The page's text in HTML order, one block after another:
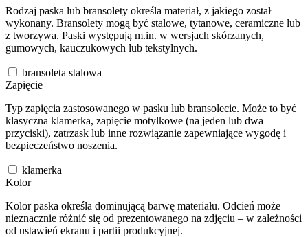
Rodzaj paska lub bransolety określa materiał, z jakiego został
wykonany. Bransolety mogą być stalowe, tytanowe, ceramiczne lub
z tworzywa. Paski występują m.in. w wersjach skórzanych,
gumowych, kauczukowych lub tekstylnych.
bransoleta stalowa
Zapięcie
Typ zapięcia zastosowanego w pasku lub bransolecie. Może to być
klasyczna klamerka, zapięcie motylkowe (na jeden lub dwa
przyciski), zatrzask lub inne rozwiązanie zapewniające wygodę i
bezpieczeństwo noszenia.
klamerka
Kolor
Kolor paska określa dominującą barwę materiału. Odcień może
nieznacznie różnić się od prezentowanego na zdjęciu – w zależności
od ustawień ekranu i partii produkcyjnej.